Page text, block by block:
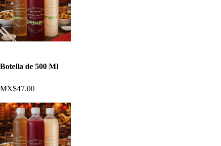
Botella de 500 Ml
MX$47.00